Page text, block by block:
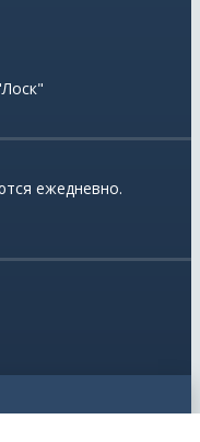
ежедневно.